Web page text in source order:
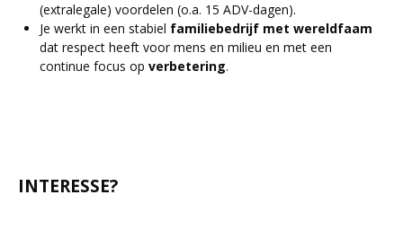
(extralegale) voordelen (o.a. 15 ADV-dagen).
Je werkt in een stabiel familiebedrijf met wereldfaam
dat respect heeft voor mens en milieu en met een
continue focus op verbetering.
INTERESSE?